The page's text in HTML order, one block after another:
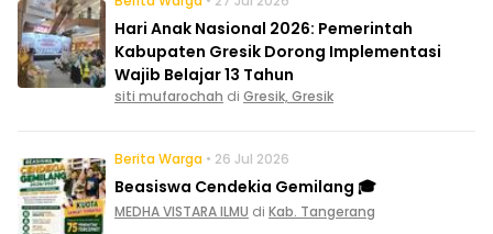
Hari Anak Nasional 2026: Pemerintah
Kabupaten Gresik Dorong Implementasi
Wajib Belajar 13 Tahun
siti mufarochah di Gresik, Gresik
Berita Warga • 26 Jul 2026
Beasiswa Cendekia Gemilang 🎓
MEDHA VISTARA ILMU di Kab. Tangerang